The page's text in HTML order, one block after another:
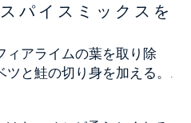
パイスミックスを
ィアライムの葉を取り除
ツと鮭の切り身を加える。.